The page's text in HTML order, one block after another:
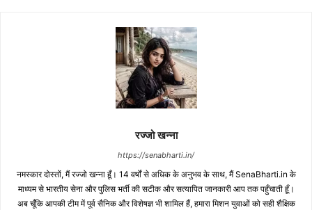
रज्जो खन्ना
https://senabharti.in/
नमस्कार दोस्तों, मैं रज्जो खन्ना हूँ। 14 वर्षों से अधिक के अनुभव के साथ, मैं SenaBharti.in के
माध्यम से भारतीय सेना और पुलिस भर्ती की सटीक और सत्यापित जानकारी आप तक पहुँचाती हूँ।
अब चूँकि आपकी टीम में पूर्व सैनिक और विशेषज्ञ भी शामिल हैं, हमारा मिशन युवाओं को सही शैक्षिक